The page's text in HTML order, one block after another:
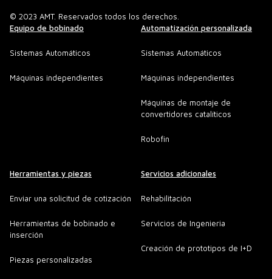
© 2023 AMT. Reservados todos los derechos.
Equipo de bobinado
Sistemas Automáticos
Máquinas independientes
Automatización personalizada
Sistemas Automáticos
Máquinas independientes
Máquinas de montaje de
convertidores catalíticos
Robofin
Herramientas y piezas
Enviar una solicitud de cotización
Herramientas de bobinado e
inserción
Piezas personalizadas
Servicios adicionales
Rehabilitación
Servicios de Ingenieria
Creación de prototipos de I+D